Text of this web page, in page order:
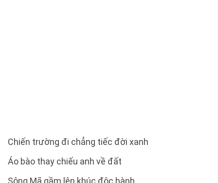
Chiến trường đi chẳng tiếc đời xanh
Áo bào thay chiếu anh về đất
Sông Mã gầm lên khúc độc hành